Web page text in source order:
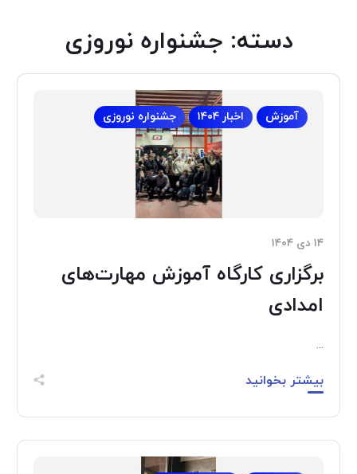
دسته: جشنواره نوروزی
آموزش اخبار ۱۴۰۴ جشنواره نوروزی
۱۴ دی ۱۴۰۴
برگزاری کارگاه آموزش مهارت‌های
امدادی‌
...
بیشتر بخوانید